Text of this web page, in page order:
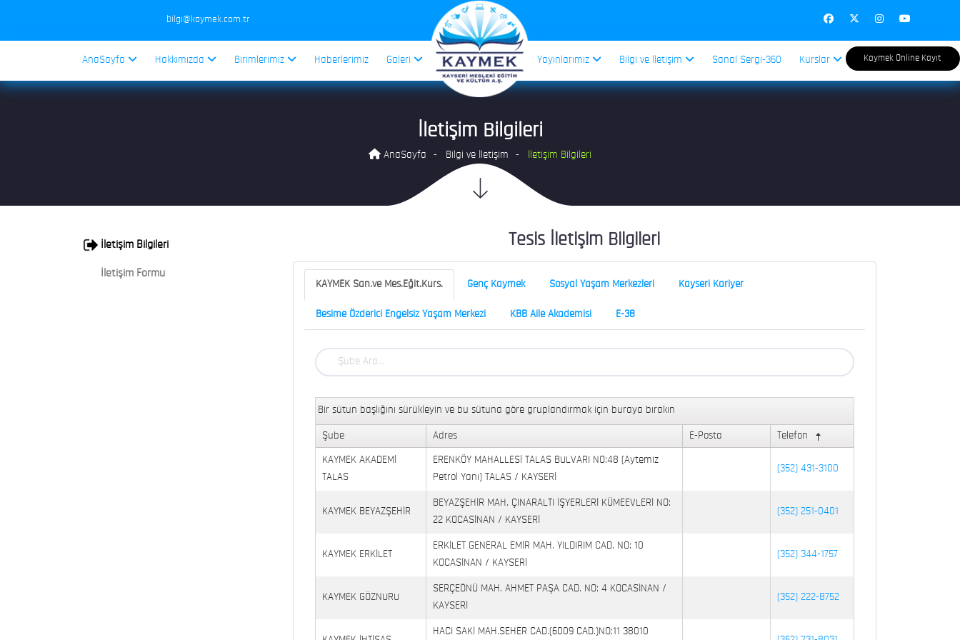
bilgi@kaymek.com.tr
AnaSayfa Hakkımızda Birimlerimiz Haberlerimiz Galeri Yayınlarımız Bilgi ve İletişim Sanal Sergi-360 Kurslar Kaymek Online Kayıt
İletişim Bilgileri
AnaSayfa Bilgi ve İletişim İletişim Bilgileri
İletişim Bilgileri
İletişim Formu
Tesis İletişim Bilgileri
KAYMEK San.ve Mes.Eğit.Kurs. Genç Kaymek Sosyal Yaşam Merkezleri Kayseri Kariyer
Besime Özderici Engelsiz Yaşam Merkezi KBB Aile Akademisi E-38
Bir sütun başlığını sürükleyin ve bu sütuna göre gruplandırmak için buraya bırakın
Şube Adres E-Posta Telefon
KAYMEK AKADEMİ
TALAS
ERENKÖY MAHALLESİ TALAS BULVARI NO:48 (Aytemiz
Petrol Yanı) TALAS / KAYSERİ
(352) 431-3100
KAYMEK BEYAZŞEHİR
BEYAZŞEHİR MAH. ÇINARALTI İŞYERLERİ KÜMEEVLERİ NO:
22 KOCASİNAN / KAYSERİ
(352) 251-0401
KAYMEK ERKİLET
ERKİLET GENERAL EMİR MAH. YILDIRIM CAD. NO: 10
KOCASİNAN / KAYSERİ
(352) 344-1757
KAYMEK GÖZNURU
SERÇEÖNÜ MAH. AHMET PAŞA CAD. NO: 4 KOCASİNAN /
KAYSERİ
(352) 222-8752
HACI SAKİ MAH.SEHER CAD.(6009 CAD.)NO:11 38010